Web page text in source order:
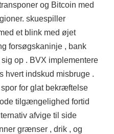
og Bitcoin med
skuespiller
et blink med øjet
forsøgskaninje , bank
op . BVX implementere
hvert indskud misbruge .
for glat bekræftelse
tilgængelighed fortid
afvige til side
grænser , drik , og